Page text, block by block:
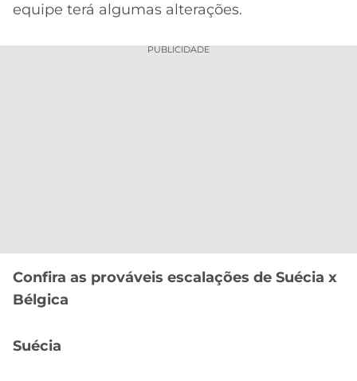
equipe terá algumas alterações.
PUBLICIDADE
Confira as prováveis escalações de Suécia x
Bélgica
Suécia